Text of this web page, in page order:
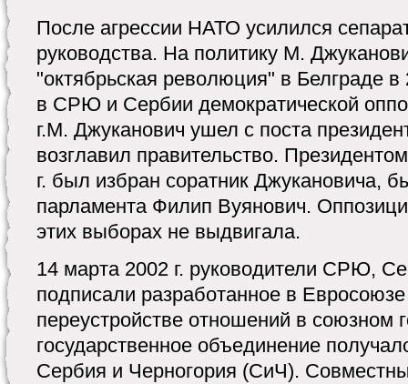
После агрессии НАТО усилился
руководства. На политику М.
"октябрьская революция" в Белграде в
в СРЮ и Сербии демократической
г.М. Джуканович ушел с поста
возглавил правительство.
г. был избран соратник Джукановича,
парламента Филип Вуянович.
этих выборах не выдвигала.
14 марта 2002 г. руководители СРЮ,
подписали разработанное в
переустройстве отношений в союзном
государственное объединение
Сербия и Черногория (СиЧ).